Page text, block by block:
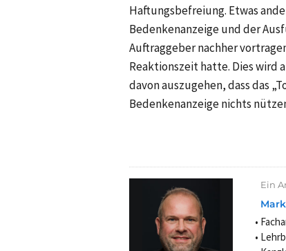
Haftungsbefreiung. Etwas
Bedenkenanzeige und der
Auftraggeber nachher
Reaktionszeit hatte. Dies wird
davon auszugehen, dass das
Bedenkenanzeige nichts
Ein